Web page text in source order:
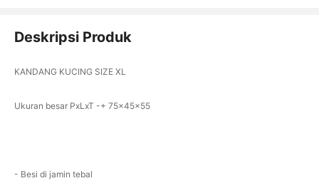
Deskripsi Produk
KANDANG KUCING SIZE XL
Ukuran besar PxLxT -+ 75x45x55
- Besi di jamin tebal